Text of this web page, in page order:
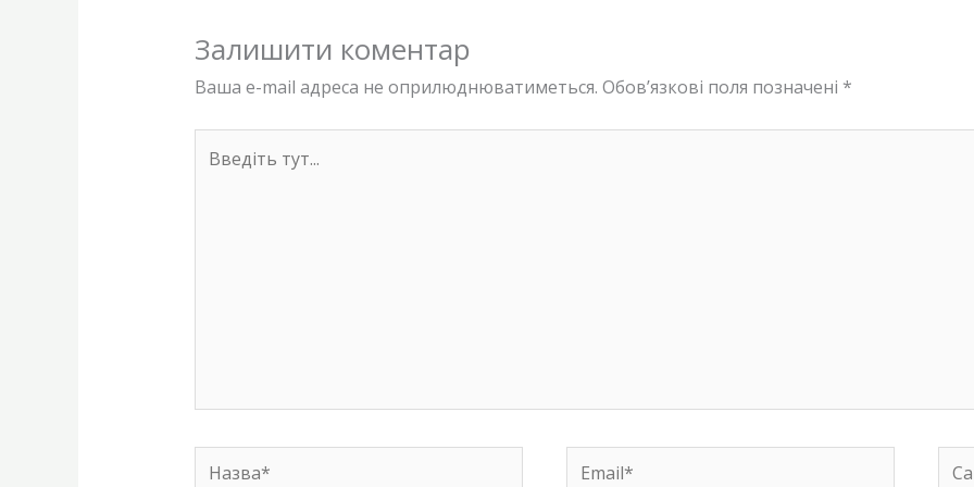
Залишити коментар
Ваша e-mail адреса не оприлюднюватиметься. Обов’язкові поля позначені *
Назва* Email*